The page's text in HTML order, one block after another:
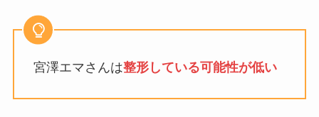
宮澤エマさんは整形している可能性が低い